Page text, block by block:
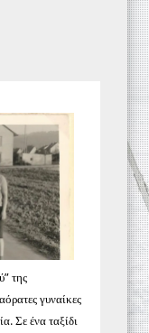
της
γυναίκες
Σε ένα ταξίδι